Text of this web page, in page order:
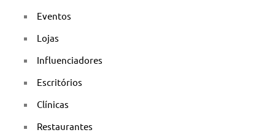
Eventos
Lojas
Influenciadores
Escritórios
Clínicas
Restaurantes